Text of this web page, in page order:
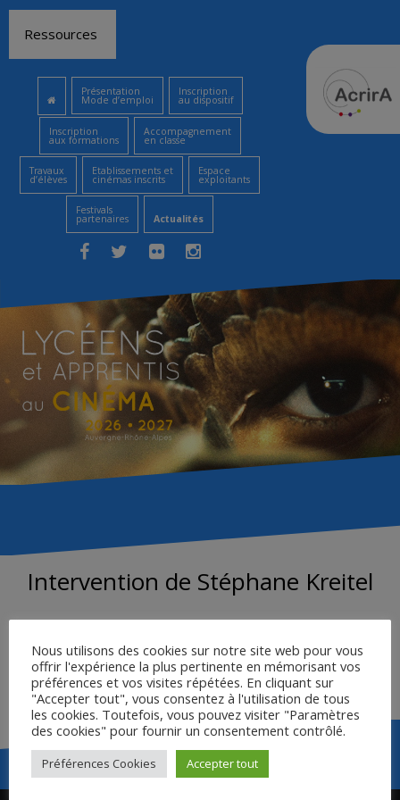
contenu
Ressources
Présentation
Mode d’emploi
Inscription
au dispositif
Inscription
aux formations
Accompagnement
en classe
Travaux
d’élèves
Etablissements et
cinémas inscrits
Espace
exploitants
Festivals
partenaires Actualités
Intervention de Stéphane Kreitel
DÉCOUPAGE DU FILM
Nous utilisons des cookies sur notre site web pour vous
offrir l'expérience la plus pertinente en mémorisant vos
préférences et vos visites répétées. En cliquant sur
"Accepter tout", vous consentez à l'utilisation de tous
les cookies. Toutefois, vous pouvez visiter "Paramètres
des cookies" pour fournir un consentement contrôlé.
Préférences Cookies Accepter tout